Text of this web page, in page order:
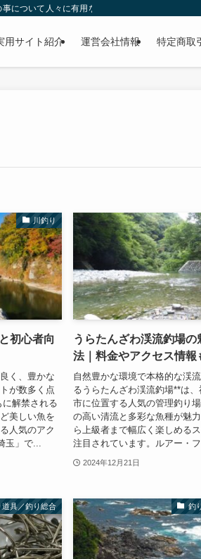
ついて人々に有用な気付きを与える目的で運営
用サイト紹介 運営会社情報 特定商取
川釣り
初心者向
く、豊かな
が数多く点
解禁される
美しい魚を
人気のアク
」で...
うらたんざわ渓流釣場の
法｜料金やアクセス情報
自然豊かな環境で本格的な渓
るうらたんざわ渓流釣場**は
市に位置する人気の管理釣り
の高い清流と多彩な魚種が魅
ら上級者まで幅広く楽しめる
注目されています。ルアー・フ
2024年12月21日
道具／釣り総合 釣